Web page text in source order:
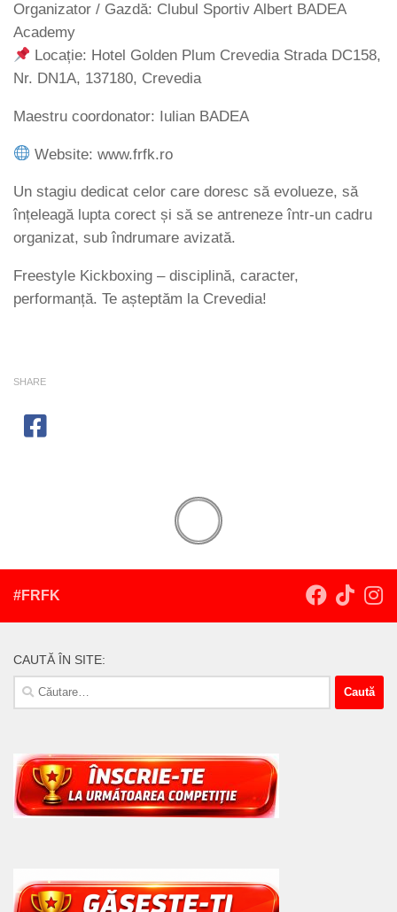
Organizator / Gazdă: Clubul Sportiv Albert BADEA
Academy
Locație: Hotel Golden Plum Crevedia Strada DC158,
Nr. DN1A, 137180, Crevedia
Maestru coordonator: Iulian BADEA
Website: www.frfk.ro
Un stagiu dedicat celor care doresc să evolueze, să
înțeleagă lupta corect și să se antreneze într-un cadru
organizat, sub îndrumare avizată.
Freestyle Kickboxing – disciplină, caracter,
performanță. Te așteptăm la Crevedia!
SHARE
#FRFK
CAUTĂ ÎN SITE:
Caută
după: